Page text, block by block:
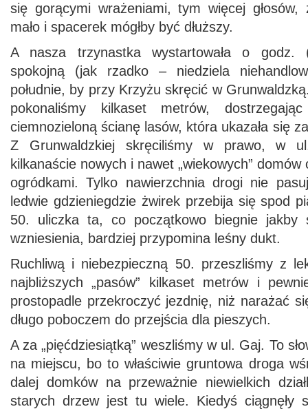
się gorącymi wrażeniami, tym więcej
mało i spacerek mógłby być dłuższy.
A nasza trzynastka wystartowała o godz.
spokojną (jak rzadko – niedziela
południe, by przy Krzyżu skręcić w
pokonaliśmy kilkaset metrów,
ciemnozieloną ścianę lasów, która ukazała się
Z Grunwaldzkiej skręciliśmy w prawo, w
kilkanaście nowych i nawet „wiekowych”
ogródkami. Tylko nawierzchnia drogi nie
ledwie gdzieniegdzie żwirek przebija się spod
50. uliczka ta, co początkowo biegnie jakby
wzniesienia, bardziej przypomina leśny dukt.
Ruchliwą i niebezpieczną 50. przeszliśmy z
najbliższych „pasów” kilkaset metrów i
prostopadle przekroczyć jezdnię, niż narażać
długo poboczem do przejścia dla pieszych.
A za „pięćdziesiątką” weszliśmy w ul. Gaj. To
na miejscu, bo to właściwie gruntowa droga
dalej domków na przeważnie niewielkich
starych drzew jest tu wiele. Kiedyś ciągnęły